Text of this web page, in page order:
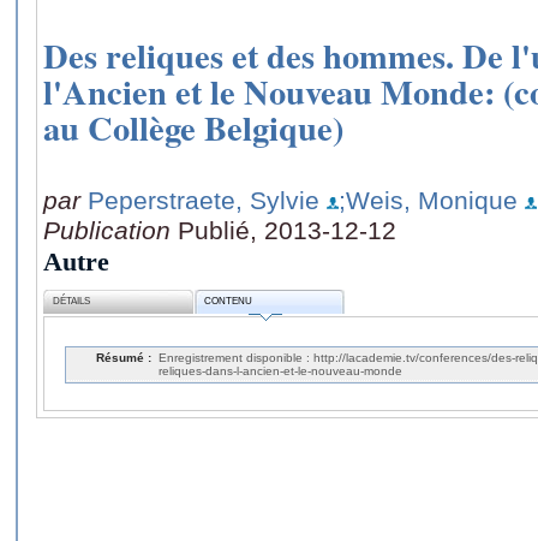
Des reliques et des hommes. De
l'Ancien et le Nouveau Monde:
au Collège Belgique)
par Peperstraete, Sylvie
;Weis, Monique
Publication Publié, 2013-12-12
Autre
DÉTAILS CONTENU
Résumé : Enregistrement disponible : http://lacademie.tv/conferences/des-
reliques-dans-l-ancien-et-le-nouveau-monde